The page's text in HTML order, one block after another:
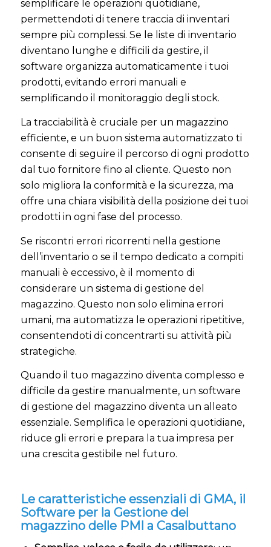
semplificare le operazioni quotidiane,
permettendoti di tenere traccia di inventari
sempre più complessi. Se le liste di inventario
diventano lunghe e difficili da gestire, il
software organizza automaticamente i tuoi
prodotti, evitando errori manuali e
semplificando il monitoraggio degli stock.
La tracciabilità è cruciale per un magazzino
efficiente, e un buon sistema automatizzato ti
consente di seguire il percorso di ogni prodotto
dal tuo fornitore fino al cliente. Questo non
solo migliora la conformità e la sicurezza, ma
offre una chiara visibilità della posizione dei tuoi
prodotti in ogni fase del processo.
Se riscontri errori ricorrenti nella gestione
dell’inventario o se il tempo dedicato a compiti
manuali è eccessivo, è il momento di
considerare un sistema di gestione del
magazzino. Questo non solo elimina errori
umani, ma automatizza le operazioni ripetitive,
consentendoti di concentrarti su attività più
strategiche.
Quando il tuo magazzino diventa complesso e
difficile da gestire manualmente, un software
di gestione del magazzino diventa un alleato
essenziale. Semplifica le operazioni quotidiane,
riduce gli errori e prepara la tua impresa per
una crescita gestibile nel futuro.
Le caratteristiche essenziali di GMA, il
Software per la Gestione del
magazzino delle PMI a Casalbuttano